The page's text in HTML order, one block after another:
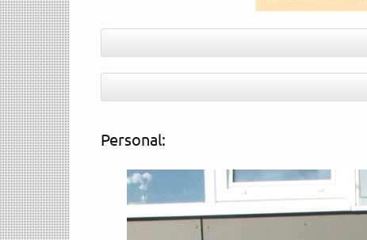
Personal: